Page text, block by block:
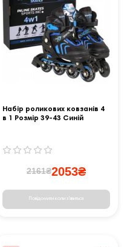
Набір роликових ковзанів 4
в 1 Розмір 39-43 Синій
2161₴2053₴
Повідомити коли з'явиться